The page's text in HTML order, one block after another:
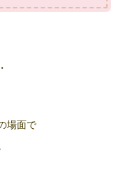
場面で